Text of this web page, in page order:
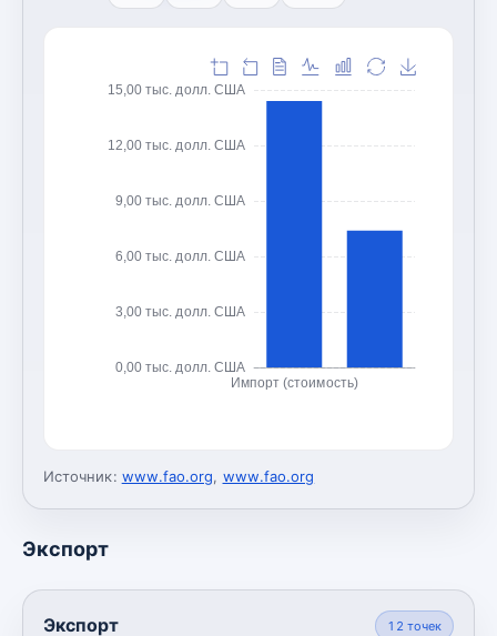
0,00 тыс. долл. США
3,00 тыс. долл. США
6,00 тыс. долл. США
9,00 тыс. долл. США
12,00 тыс. долл. США
15,00 тыс. долл. США
Импорт (стоимость)
Источник: www.fao.org, www.fao.org
Экспорт
Экспорт 12 точек